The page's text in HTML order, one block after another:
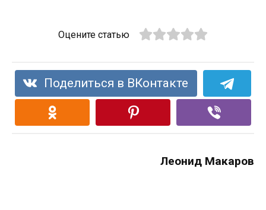
Оцените статью
Поделиться в ВКонтакте
Леонид Макаров